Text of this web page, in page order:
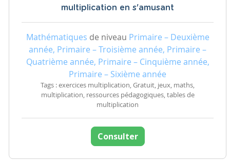
multiplication en s'amusant
Mathématiques de niveau Primaire – Deuxième
année, Primaire – Troisième année, Primaire –
Quatrième année, Primaire – Cinquième année,
Primaire – Sixième année
Tags : exercices multiplication, Gratuit, jeux, maths,
multiplication, ressources pédagogiques, tables de
multiplication
Consulter